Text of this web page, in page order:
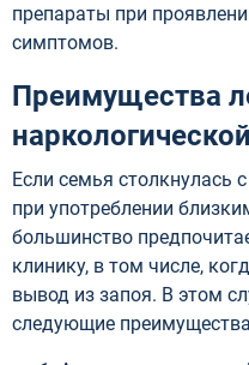
препараты при
симптомов.
Преимущества
Если семья столкнулась
при употреблении
большинство
клинику, в том числе,
вывод из запоя. В этом
следующие